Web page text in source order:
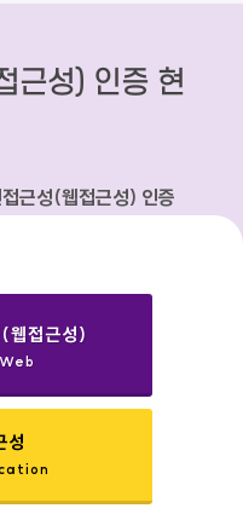
근성) 인증 현
근성(웹접근성) 인증
웹접근성)
성